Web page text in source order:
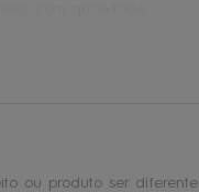
ou produto ser diferente